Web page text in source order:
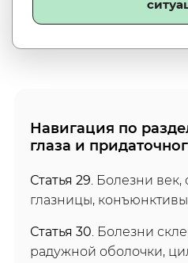
Навигация по
глаза и
Статья 29. Болезни век,
глазницы, конъюнктивы
Статья 30. Болезни
радужной оболочки,